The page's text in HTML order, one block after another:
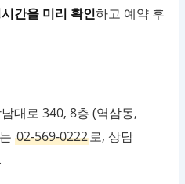
간을 미리 확인하고 예약 후
대로 340, 8층 (역삼동,
02-569-0222로, 상담